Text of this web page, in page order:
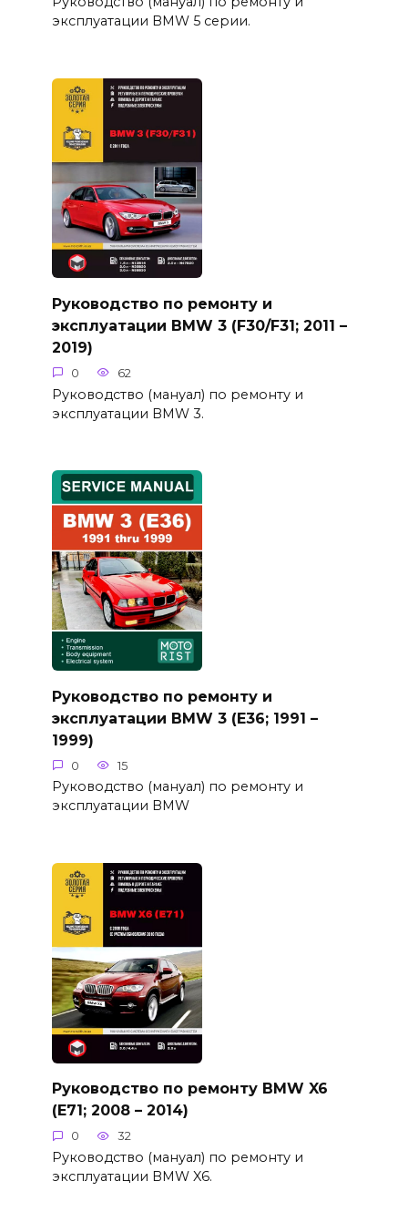
эксплуатации BMW 5 серии.
Руководство по ремонту и
эксплуатации BMW 3 (F30/F31; 2011 –
2019)
0 62
Руководство (мануал) по ремонту и
эксплуатации BMW 3.
Руководство по ремонту и
эксплуатации BMW 3 (E36; 1991 –
1999)
0 15
Руководство (мануал) по ремонту и
эксплуатации BMW
Руководство по ремонту BMW X6
(E71; 2008 – 2014)
0 32
Руководство (мануал) по ремонту и
эксплуатации BMW X6.